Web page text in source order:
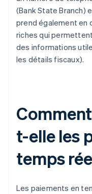
(Bank State Branch)
prend également en
riches qui
des informations
les détails fiscaux).
t-elle les
temps
Les paiements en